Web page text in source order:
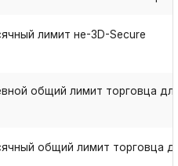
лимит не-3D-Secure
общий лимит торговца
общий лимит торговца